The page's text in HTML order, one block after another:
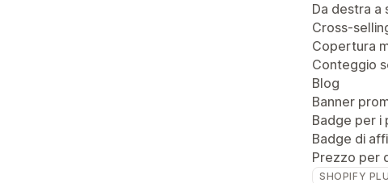
Da destra a
Cross-
Copertura
Conteggio
Blog
Banner
Badge per i
Badge di
Prezzo per
SHOPIFY